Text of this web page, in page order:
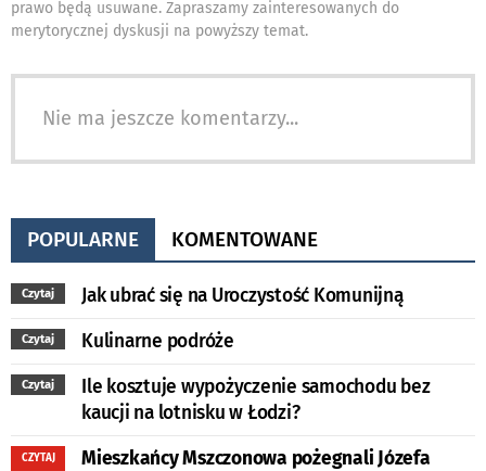
prawo będą usuwane. Zapraszamy zainteresowanych do
merytorycznej dyskusji na powyższy temat.
Nie ma jeszcze komentarzy...
POPULARNE KOMENTOWANE
Czytaj Jak ubrać się na Uroczystość Komunijną
Czytaj Kulinarne podróże
Czytaj
Ile kosztuje wypożyczenie samochodu bez
kaucji na lotnisku w Łodzi?
CZYTAJ
Mieszkańcy Mszczonowa pożegnali Józefa